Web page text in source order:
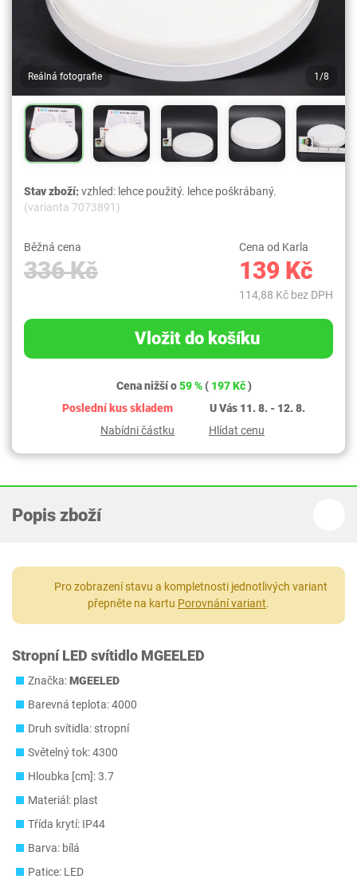
Reálná fotografie 1/8
Stav zboží:vzhled: lehce použitý. lehce poškrábaný.
(varianta 7073891)
Běžná cena
336 Kč
Cena od Karla
139 Kč
114,88 Kč bez DPH
Vložit do košíku
Cena nižší o59 %(197 Kč)
Poslední kus skladem
U Vás 11. 8. - 12. 8.
Nabídni částku
Hlídat cenu
Popis zboží
Pro zobrazení stavu a kompletnosti jednotlivých variant
přepněte na kartu Porovnání variant.
Stropní LED svítidlo MGEELED
Značka:‎MGEELED
Barevná teplota: 4000
Druh svítidla: stropní
Světelný tok: 4300
Hloubka [cm]: 3.7
Materiál: plast
Třída krytí: IP44
Barva: bílá
Patice: LED